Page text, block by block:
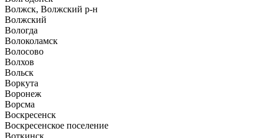
Волжск, Волжский р-н
Волжский
Вологда
Волоколамск
Волосово
Волхов
Вольск
Воркута
Воронеж
Ворсма
Воскресенск
Воскресенское поселение